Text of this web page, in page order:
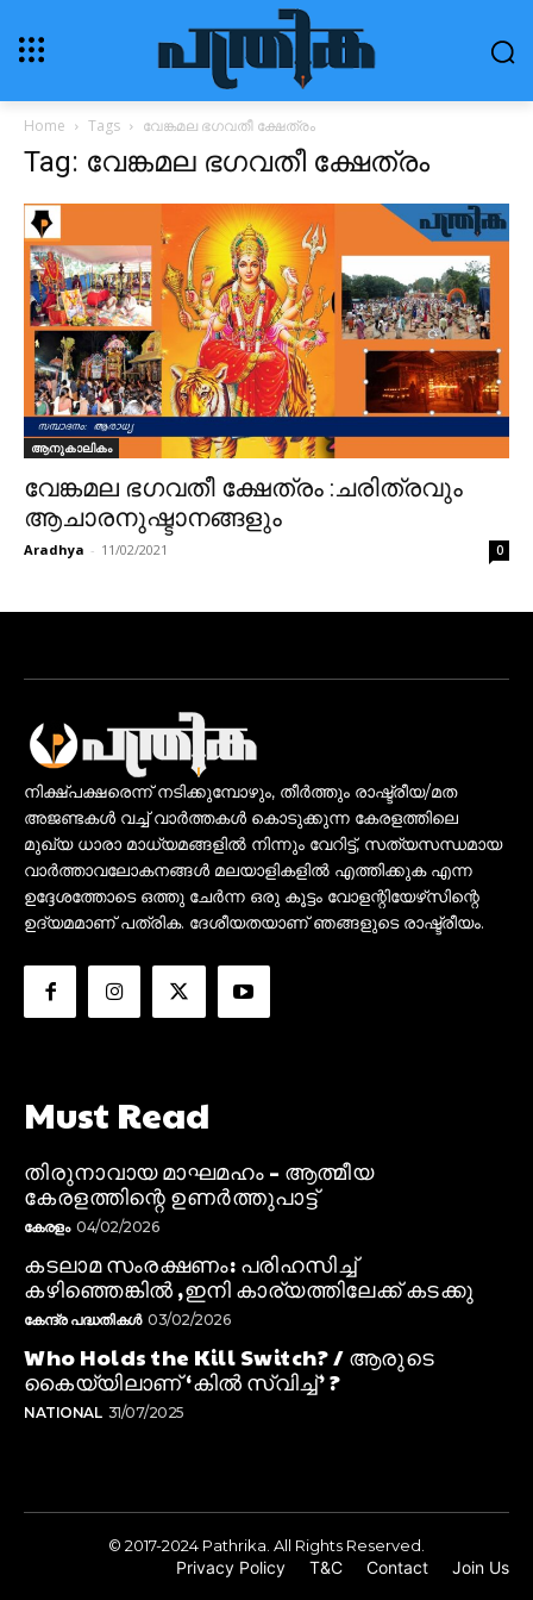
Home Tags വേങ്കമല ഭഗവതീ ക്ഷേത്രം
Tag: വേങ്കമല ഭഗവതീ ക്ഷേത്രം
ആനുകാലികം
വേങ്കമല ഭഗവതീ ക്ഷേത്രം :ചരിത്രവും
ആചാരനുഷ്ടാനങ്ങളും
Aradhya - 11/02/2021 0
നിക്ഷ്പക്ഷരെന്ന് നടിക്കുമ്പോഴും, തീർത്തും രാഷ്ട്രീയ/മത
അജണ്ടകൾ വച്ച് വാർത്തകൾ കൊടുക്കുന്ന കേരളത്തിലെ
മുഖ്യ ധാരാ മാധ്യമങ്ങളിൽ നിന്നും വേറിട്ട്, സത്യസന്ധമായ
വാർത്താവലോകനങ്ങൾ മലയാളികളിൽ എത്തിക്കുക എന്ന
ഉദ്ദേശത്തോടെ ഒത്തു ചേർന്ന ഒരു കൂട്ടം വോളന്റിയേഴ്‌സിന്റെ
ഉദ്യമമാണ് പത്രിക. ദേശീയതയാണ് ഞങ്ങളുടെ രാഷ്ട്രീയം.
Must Read
തിരുനാവായ മാഘമഹം – ആത്മീയ
കേരളത്തിന്റെ ഉണർത്തുപാട്ട്
കേരളം 04/02/2026
കടലാമ സംരക്ഷണം: പരിഹസിച്ച്
കഴിഞ്ഞെങ്കിൽ ,ഇനി കാര്യത്തിലേക്ക് കടക്കു
കേന്ദ്ര പദ്ധതികൾ 03/02/2026
Who Holds the Kill Switch? / ആരുടെ
കൈയ്യിലാണ് ‘കിൽ സ്വിച്ച്’ ?
NATIONAL 31/07/2025
© 2017-2024 Pathrika. All Rights Reserved.
Privacy Policy T&C Contact Join Us